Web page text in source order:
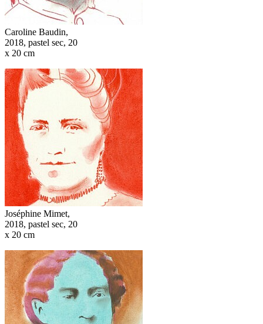
Caroline Baudin,
2018, pastel sec, 20
x 20 cm
Joséphine Mimet,
2018, pastel sec, 20
x 20 cm